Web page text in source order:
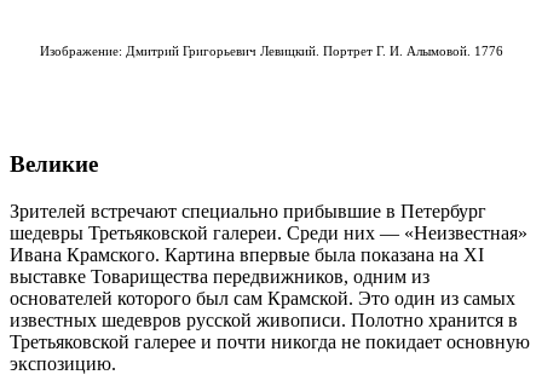
Изображение: Дмитрий Григорьевич Левицкий. Портрет Г. И. Алымовой. 1776
Великие
Зрителей встречают специально прибывшие в Петербург
шедевры Третьяковской галереи. Среди них — «Неизвестная»
Ивана Крамского. Картина впервые была показана на XI
выставке Товарищества передвижников, одним из
основателей которого был сам Крамской. Это один из самых
известных шедевров русской живописи. Полотно хранится в
Третьяковской галерее и почти никогда не покидает основную
экспозицию.